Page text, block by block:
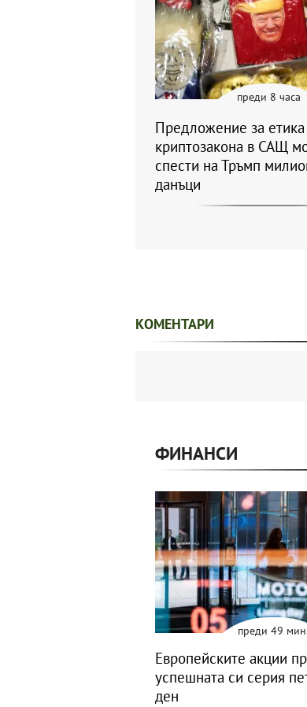
преди 8 часа
Предложение за
криптозакона в САЩ
спести на Тръмп
данъци
КОМЕНТАРИ
ФИНАНСИ
преди 49
Европейските акции
успешната си серия
ден